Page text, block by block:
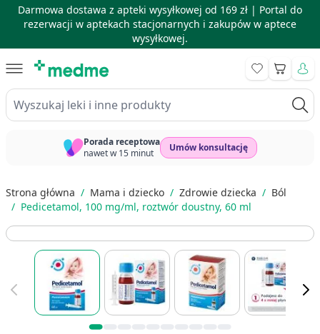
Darmowa dostawa z apteki wysyłkowej od 169 zł | Portal do
rezerwacji w aptekach stacjonarnych i zakupów w aptece
wysyłkowej.
Wyszukaj leki i inne produkty
Koszyk
Porada receptowa
nawet w 15 minut
Umów konsultację
Strona główna / Mama i dziecko / Zdrowie dziecka / Ból
/ Pedicetamol, 100 mg/ml, roztwór doustny, 60 ml